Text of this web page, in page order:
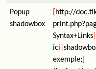
Popup
shadowbox
http://
Syntax+Links
ici
exemple;